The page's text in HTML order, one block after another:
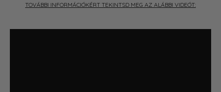
TOVÁBBI INFORMÁCIÓKÉRT TEKINTSD MEG AZ ALÁBBI VIDEÓT: